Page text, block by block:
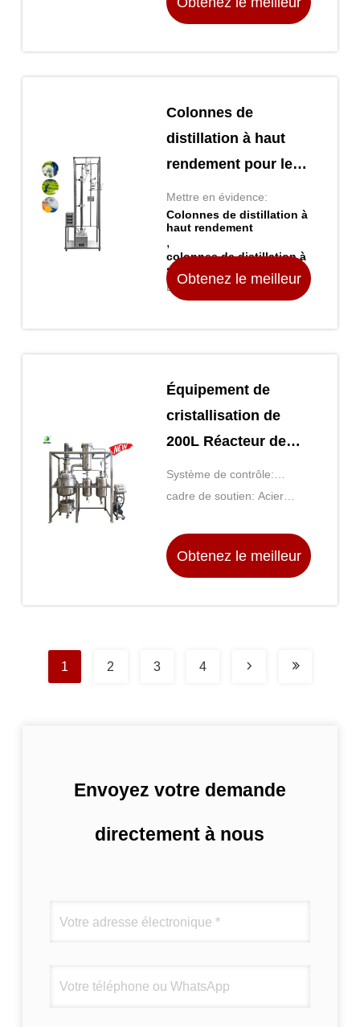
Colonnes de
distillation à haut
rendement pour les
séparations de
précision
Mettre en évidence:
Colonnes de distillation à
haut rendement
,
colonnes de distillation à
séparation de précision
Lieu d'origine Chine
Obtenez le meilleur
Équipement de
cristallisation de
200L Réacteur de
cristallisation pour
cristal d'huile de pot
Système de contrôle:
Contrôle numérique de la
cadre de soutien: Acier
Obtenez le meilleur
1 2 3 4
Envoyez votre demande
directement à nous